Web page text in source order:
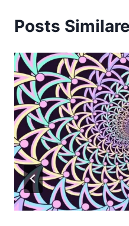
Posts